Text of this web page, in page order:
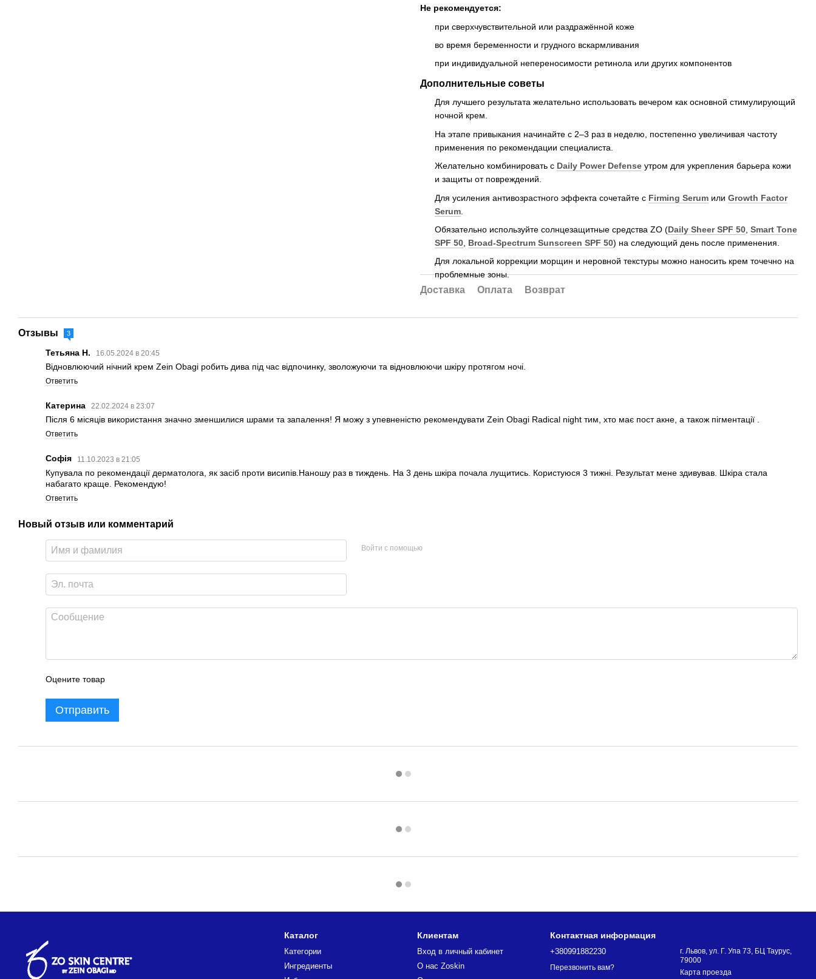
Не рекомендуется:
при сверхчувствительной или раздражённой коже
во время беременности и грудного вскармливания
при индивидуальной непереносимости ретинола или других компонентов
Дополнительные советы
Для лучшего результата желательно использовать вечером как основной стимулирующий
ночной крем.
На этапе привыкания начинайте с 2–3 раз в неделю, постепенно увеличивая частоту
применения по рекомендации специалиста.
Желательно комбинировать с Daily Power Defense утром для укрепления барьера кожи
и защиты от повреждений.
Для усиления антивозрастного эффекта сочетайте с Firming Serum или Growth Factor
Serum
Обязательно используйте солнцезащитные средства ZO (Daily Sheer SPF 50 Smart Tone
SPF 50 Broad-Spectrum Sunscreen SPF 50) на следующий день после применения.
Для локальной коррекции морщин и неровной текстуры можно наносить крем точечно на
проблемные зоны.
Доставка Оплата Возврат
Отзывы 3
Тетьяна Н. 16.05.2024 в 20:45
Відновлюючий нічний крем Zein Obagi робить дива під час відпочинку, зволожуючи та відновлюючи шкіру протягом ночі.
Ответить
Катерина 22.02.2024 в 23:07
Після 6 місяців використання значно зменшилися шрами та запалення! Я можу з упевненістю рекомендувати Zein Obagi Radical night тим, хто має пост акне, а також пігментації .
Ответить
Софія 11.10.2023 в 21:05
Купувала по рекомендації дерматолога, як засіб проти висипів.Наношу раз в тиждень. На 3 день шкіра почала лущитись. Користуюся 3 тижні. Результат мене здивував. Шкіра стала
набагато краще. Рекомендую!
Ответить
Новый отзыв или комментарий
Войти с помощью
Оцените товар
Отправить
Каталог
Категории
Ингредиенты
Клиентам
Вход в личный кабинет
О нас Zoskin
Контактная информация
+380991882230
Перезвонить вам?
г. Львов, ул. Г. Упа 73, БЦ Таурус,
79000
Карта проезда